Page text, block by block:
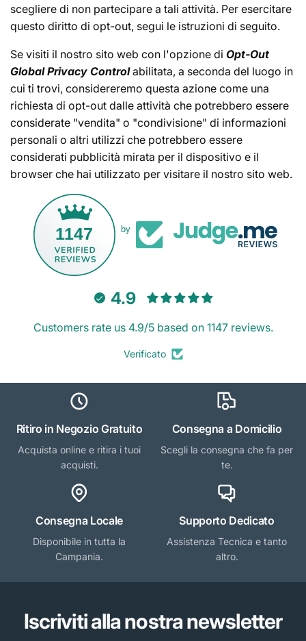
scegliere di non partecipare a tali attività. Per esercitare
questo diritto di opt-out, segui le istruzioni di seguito.
Se visiti il nostro sito web con l'opzione di Opt-Out
Global Privacy Controlabilitata, a seconda del luogo in
cui ti trovi, considereremo questa azione come una
richiesta di opt-out dalle attività che potrebbero essere
considerate "vendita" o "condivisione" di informazioni
personali o altri utilizzi che potrebbero essere
considerati pubblicità mirata per il dispositivo e il
browser che hai utilizzato per visitare il nostro sito web.
1147 by
4.9
Customers rate us 4.9/5 based on 1147 reviews.
Verificato
Ritiro in Negozio Gratuito
Acquista online e ritira i tuoi
acquisti.
Consegna a Domicilio
Scegli la consegna che fa per
te.
Consegna Locale
Disponibile in tutta la
Campania.
Supporto Dedicato
Assistenza Tecnica e tanto
altro.
Iscriviti alla nostra newsletter